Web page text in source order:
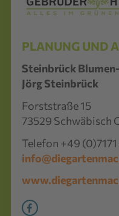
PLANUNG UND
Steinbrück
Jörg Steinbrück
Forststraße 15
73529 Schwäbisch
Telefon +49 (0)7171